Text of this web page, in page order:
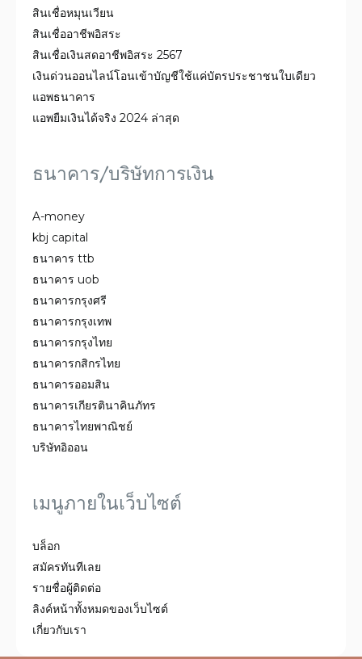
สินเชื่อหมุนเวียน
สินเชื่ออาชีพอิสระ
สินเชื่อเงินสดอาชีพอิสระ 2567
เงินด่วนออนไลน์โอนเข้าบัญชีใช้แค่บัตรประชาชนใบเดียว
แอพธนาคาร
แอพยืมเงินได้จริง 2024 ล่าสุด
ธนาคาร/บริษัทการเงิน
A-money
kbj capital
ธนาคาร ttb
ธนาคาร uob
ธนาคารกรุงศรี
ธนาคารกรุงเทพ
ธนาคารกรุงไทย
ธนาคารกสิกรไทย
ธนาคารออมสิน
ธนาคารเกียรตินาคินภัทร
ธนาคารไทยพาณิชย์
บริษัทอิออน
เมนูภายในเว็บไซต์
บล็อก
สมัครทันทีเลย
รายชื่อผู้ติดต่อ
ลิงค์หน้าทั้งหมดของเว็บไซต์
เกี่ยวกับเรา